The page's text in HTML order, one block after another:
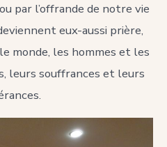
par l’offrande de notre vie
eux-aussi prière,
monde, les hommes et les
leurs souffrances et leurs